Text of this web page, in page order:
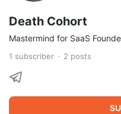
Death Cohort
Mastermind for SaaS
1 subscriber 2 posts